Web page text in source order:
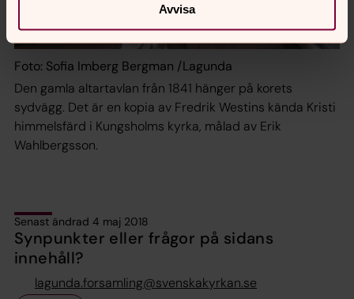
Avvisa
Foto: Sofia Imberg Bergman /Lagunda
Den gamla altartavlan från 1841 hänger på korets
sydvägg. Det är en kopia av Fredrik Westins kända Kristi
himmelsfärd i Kungsholms kyrka, målad av Erik
Wahlbergsson.
Senast ändrad 4 maj 2018
Synpunkter eller frågor på sidans
innehåll?
lagunda.forsamling@svenskakyrkan.se